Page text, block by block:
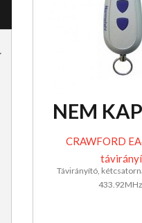
NEM
CRAWFORD
Távirányító,